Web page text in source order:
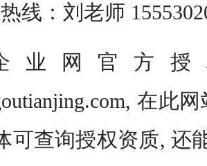
线：刘老师
业网官方
在此
可查询授权资质, 还